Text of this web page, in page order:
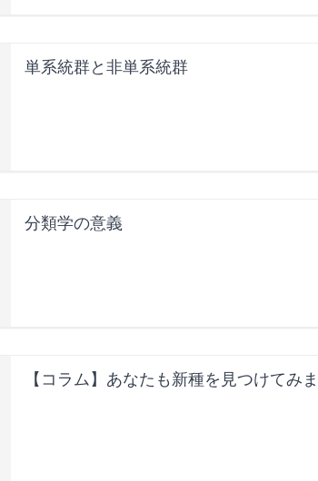
単系統群と非単系統群
分類学の意義
【コラム】あなたも新種を見つけてみ